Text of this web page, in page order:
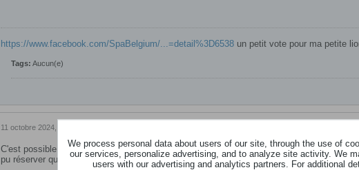
https://www.facebook.com/SpaBelgium/...=detail%3D6538un petit vote pour ma petite
Tags: Aucun(e)
11 octobre 2024, 12h55
C'est possible de réserver pour tous les endroits mais déjà presque complet à Jette.
pu réserver qu'un créneau à 20h réservé donc normalement aux plus téméraires. Ca fait
We process personal data about users of our site, through the use of
our services, personalize advertising, and to analyze site activity. We
users with our advertising and analytics partners. For additional